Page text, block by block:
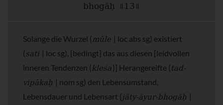
bhogāḥ ॥13॥
Solange die Wurzel (mūle | loc abs sg) existiert
(sati | loc sg), [bedingt] das aus diesen [leidvollen
inneren Tendenzen (kleśa )] Herangereifte (tad-
vipākaḥ | nom sg) den Lebensumstand,
Lebensdauer und Lebensart (jāty-āyur-bhogāḥ |